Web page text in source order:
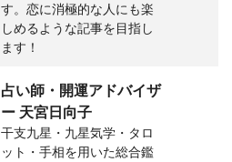
す。恋に消極的な人にも楽
しめるような記事を目指し
ます！
占い師・開運アドバイザ
ー 天宮日向子
干支九星・九星気学・タロ
ット・手相を用いた総合鑑